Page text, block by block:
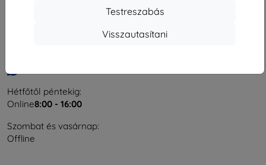
Testreszabás
Visszautasítani
Hétfőtől péntekig:
Online8:00 - 16:00
Szombat és vasárnap:
Offline